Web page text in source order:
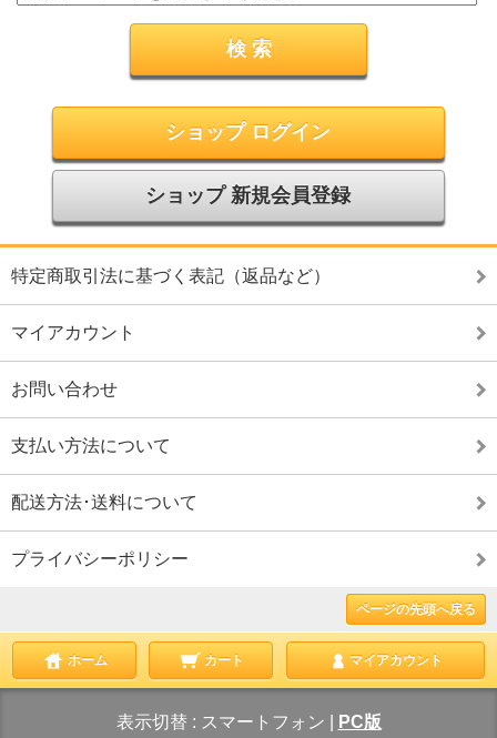
ショップ ログイン
ショップ 新規会員登録
特定商取引法に基づく表記（返品など）
マイアカウント
お問い合わせ
支払い方法について
配送方法･送料について
プライバシーポリシー
ページの先頭へ戻る
ホーム カート マイアカウント
表示切替 : スマートフォン PC版